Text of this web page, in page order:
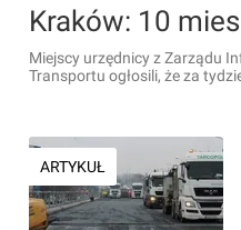
Miejscy urzędnicy z Zarządu
Transportu ogłosili, że za
ARTYKUŁ